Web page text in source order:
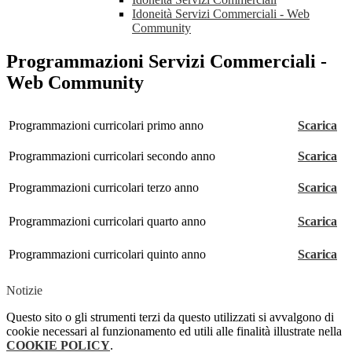
Idoneità Servizi Commerciali - Web
Community
Programmazioni Servizi Commerciali -
Web Community
Programmazioni curricolari primo anno Scarica
Programmazioni curricolari secondo anno Scarica
Programmazioni curricolari terzo anno Scarica
Programmazioni curricolari quarto anno Scarica
Programmazioni curricolari quinto anno Scarica
Notizie
Questo sito o gli strumenti terzi da questo utilizzati si avvalgono di
cookie necessari al funzionamento ed utili alle finalità illustrate nella
COOKIE POLICY.